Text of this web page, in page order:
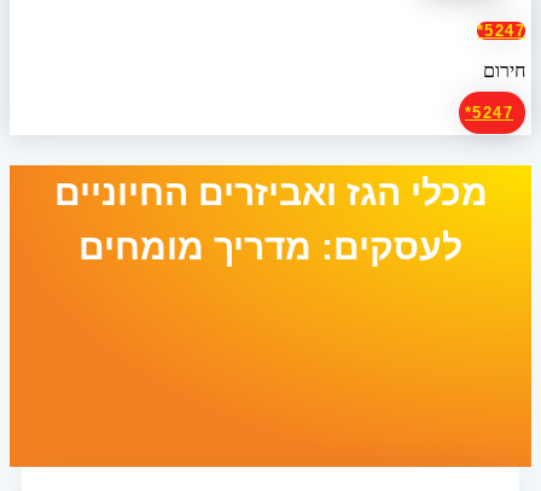
5247*
חירום
5247*
מכלי הגז ואביזרים החיוניים
לעסקים: מדריך מומחים